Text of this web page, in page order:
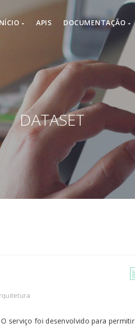
APIS DOCUMENTAÇÃO
DATASET
serviço foi desenvolvido para permitir